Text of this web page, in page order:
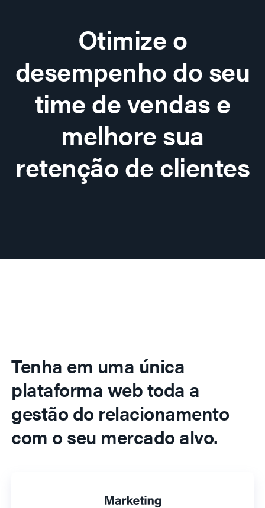
Otimize o
desempenho do seu
time de vendas e
melhore sua
retenção de clientes
Tenha em uma única
plataforma web toda a
gestão do relacionamento
com o seu mercado alvo.